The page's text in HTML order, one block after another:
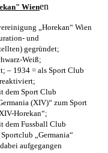
Wienen
„Horekan“ Wien
und
gegründet;
Weiß;
– 1934 = als Sport Club
reaktiviert;
dem Sport Club
(XIV)“ zum Sport
Horekan“;
dem Fussball Club
„Germania“
aufgegangen